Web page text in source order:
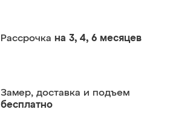
Рассрочка на 3, 4, 6 месяцев
Замер, доставка и подъем
бесплатно